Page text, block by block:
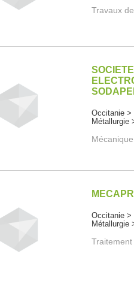
Travaux
Occitanie >
Métallurgie
Occitanie
Métallurgie